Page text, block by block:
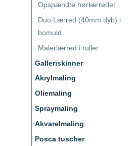
Opspændte hørlærreder
Duo Lærred (40mm dyb) i
bomuld
Malerlærred i ruller
Galleriskinner
Akrylmaling
Oliemaling
Spraymaling
Akvarelmaling
Posca tuscher